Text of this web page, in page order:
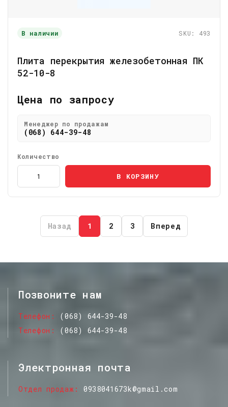
В наличии SKU: 493
Плита перекрытия железобетонная ПК
52-10-8
Цена по запросу
Менеджер по продажам
(068) 644-39-48
Количество
В КОРЗИНУ
Назад 1 2 3 Вперед
Позвоните нам
Телефон
(068) 644-39-48
Телефон
(068) 644-39-48
Электронная почта
Отдел продаж 0938041673k@gmail.com